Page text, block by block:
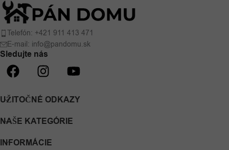
Telefón: +421 911 413 471
E-mail: info@pandomu.sk
Sledujte nás
UŽITOČNÉ ODKAZY
NAŠE KATEGÓRIE
INFORMÁCIE